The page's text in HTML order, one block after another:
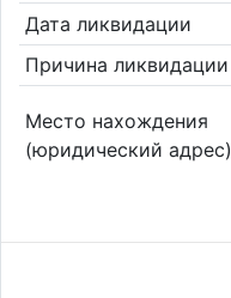
Дата ликвидации
Причина ликвидации
Место нахождения
(юридический адрес)